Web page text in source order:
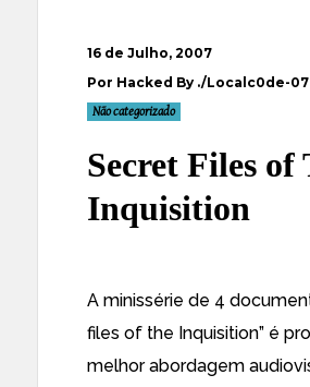
16 de Julho, 2007
Por Hacked By ./Localc0de-07
Não categorizado
Secret Files of
Inquisition
A minissérie de 4
files of the Inquisition” é
melhor abordagem